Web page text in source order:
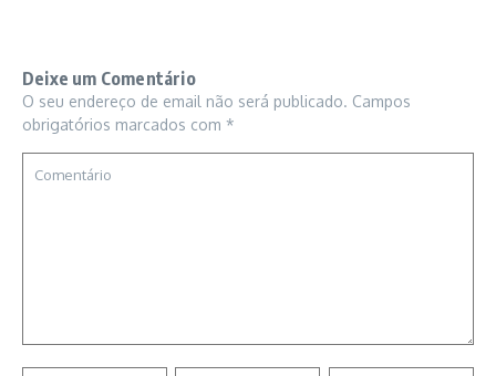
Deixe um Comentário
O seu endereço de email não será publicado. Campos
obrigatórios marcados com *